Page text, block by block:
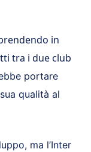
in
tra i due club
portare
qualità al
ma l’Inter